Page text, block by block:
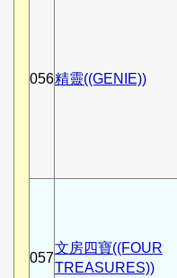
056精靈((GENIE))
057
文房四寶((FOUR
TREASURES))